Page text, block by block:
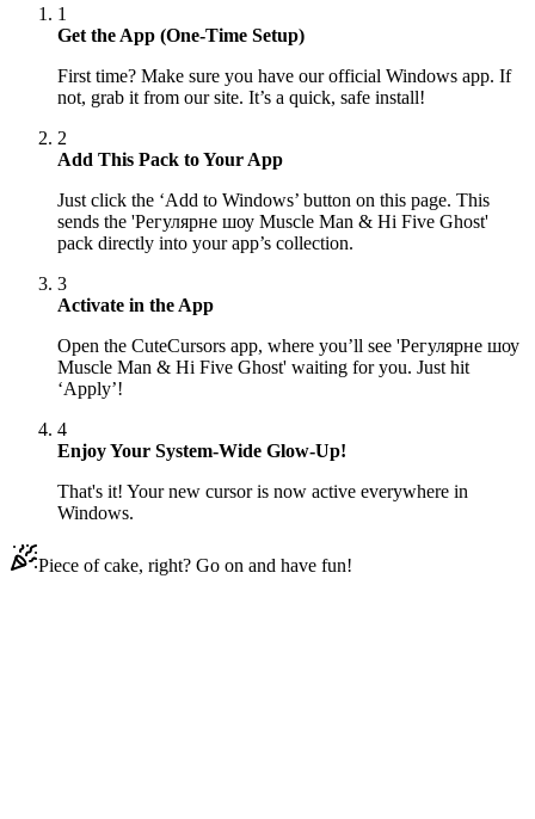
1
Get the App (One-Time Setup)
First time? Make sure you have our official Windows app. If
not, grab it from our site. It’s a quick, safe install!
2
Add This Pack to Your App
Just click the ‘Add to Windows’ button on this page. This
sends the 'Регулярне шоу Muscle Man & Hi Five Ghost'
pack directly into your app’s collection.
3
Activate in the App
Open the CuteCursors app, where you’ll see 'Регулярне шоу
Muscle Man & Hi Five Ghost' waiting for you. Just hit
‘Apply’!
4
Enjoy Your System-Wide Glow-Up!
That's it! Your new cursor is now active everywhere in
Windows.
Piece of cake, right? Go on and have fun!